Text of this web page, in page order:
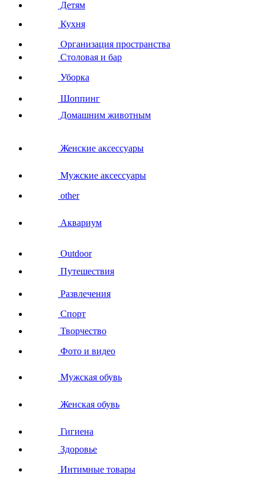
Детям
Кухня
Организация пространства
Столовая и бар
Уборка
Шоппинг
Домашним животным
Женские аксессуары
Мужские аксессуары
other
Аквариум
Outdoor
Путешествия
Развлечения
Спорт
Творчество
Фото и видео
Мужская обувь
Женская обувь
Гигиена
Здоровье
Интимные товары